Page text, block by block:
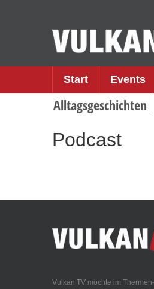
Start Events
Alltagsgeschichten
Podcast
Vulkan TV möchte im